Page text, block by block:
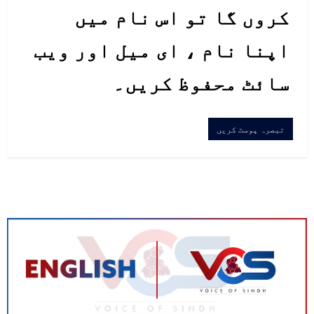
کروں گا تو اس نام میں
اپنا نام ، ای میل اور ویب
سائٹ محفوظ کریں۔